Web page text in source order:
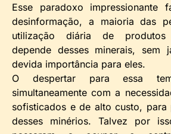
Esse paradoxo
desinformação, a maioria das
utilização diária de
depende desses minerais, sem
devida importância para eles.
O despertar para essa
simultaneamente com a
sofisticados e de alto custo, para
desses minérios. Talvez por